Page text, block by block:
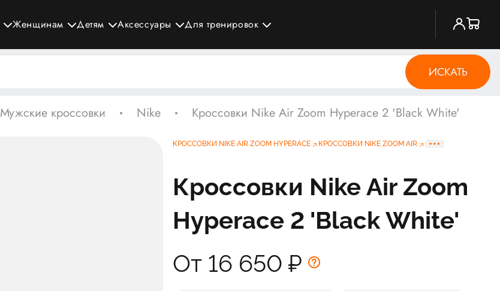
Женщинам Детям Аксессуары Для тренировок
ИСКАТЬ
Мужские кроссовки Nike Кроссовки Nike Air Zoom Hyperace 2 'Black White'
КРОССОВКИ NIKE AIR ZOOM HYPERACE КРОССОВКИ NIKE ZOOM AIR
Кроссовки Nike Air Zoom
Hyperace 2 'Black White'
От 16 650 ₽